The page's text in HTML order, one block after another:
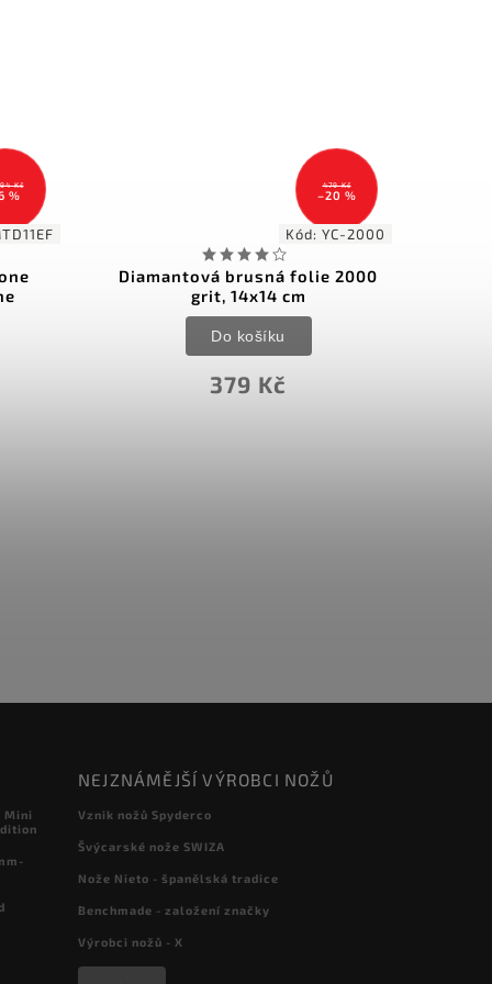
Kč
%
479 Kč
–20 %
Kód: YC-2000
Diamantová brusná folie 2000
grit, 14x14 cm
379 Kč
Do košíku
Mini
NEJZNÁMĚJŠÍ VÝROBCI NOŽŮ
Vznik nožů Spyderco
Švýcarské nože SWIZA
Nože Nieto - španělská tradice
Benchmade - založení značky
Výrobci nožů - X